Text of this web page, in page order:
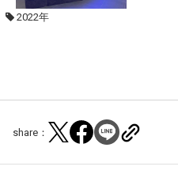
2022年
share：